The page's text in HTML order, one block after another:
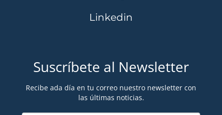
Linkedin
Suscríbete al Newsletter
Recibe ada día en tu correo nuestro newsletter con
las últimas noticias.